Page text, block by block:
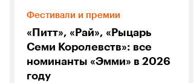
Фестивали и премии
«Питт», «Рай», «Рыцарь
Семи Королевств»: все
номинанты «Эмми» в 2026
году